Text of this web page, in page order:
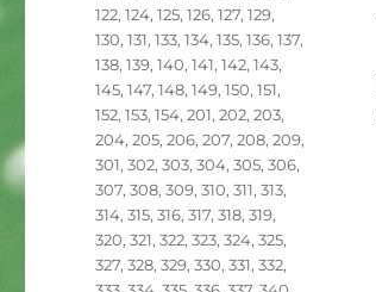
122,124,125,126,127,129,
130,131,133,134,135,136,137,
138,139,140,141,142,143,
145,147,148,149,150,151,
152,153,154,201,202,203,
204,205,206,207,208,209,
301,302,303,304,305,306,
307,308,309,310,311,313,
314,315,316,317,318,319,
320,321,322,323,324,325,
327,328,329,330,331,332,